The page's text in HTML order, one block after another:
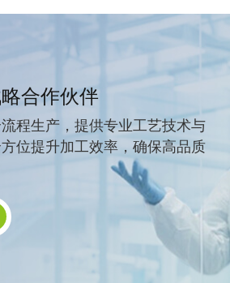
合作伙伴
程生产，提供专业工艺技术与
位提升加工效率，确保高品质